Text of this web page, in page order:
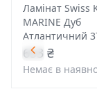
Ламінат Swiss
MARINE Дуб
Атлантичний
клас, 10мм,
уп, 1380*159
653 ₴
Немає в